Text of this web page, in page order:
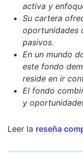
activa y
Su cartera
oportunidades
pasivos.
En un mundo
este fondo
reside en ir
El fondo
y
Leer la reseña